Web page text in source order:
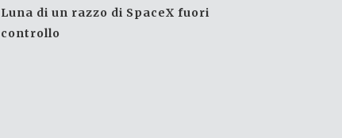
Luna di un razzo di SpaceX fuori
controllo